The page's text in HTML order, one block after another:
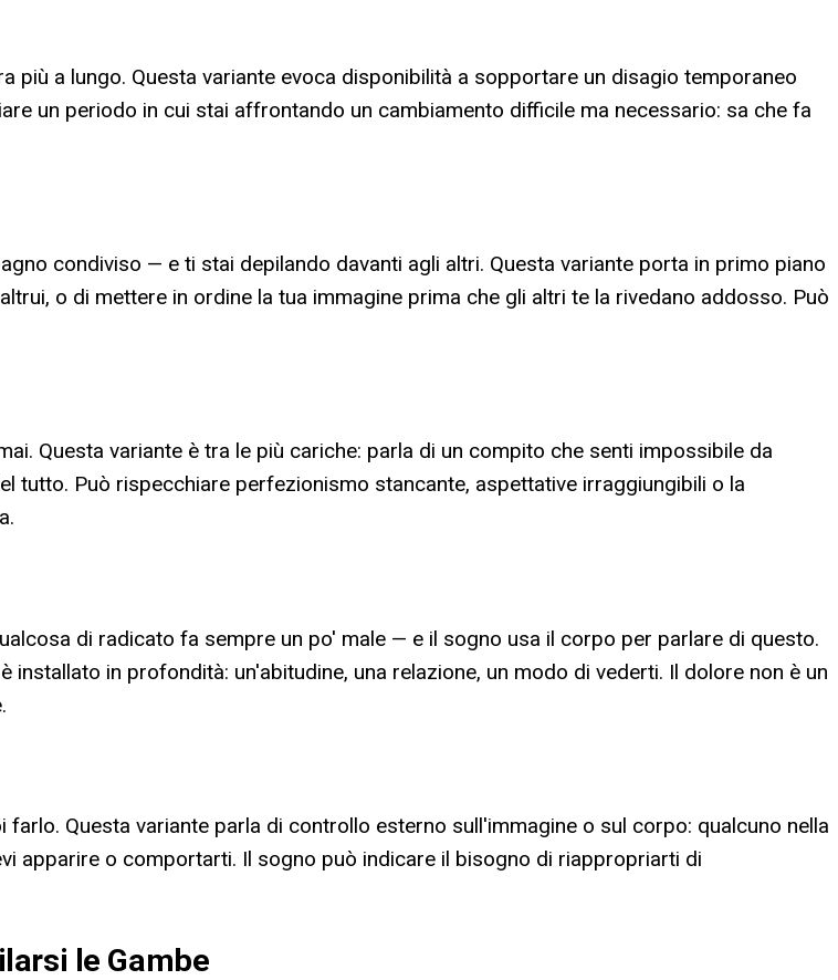
a lungo. Questa variante evoca disponibilità a sopportare un disagio temporaneo
un periodo in cui stai affrontando un cambiamento difficile ma necessario: sa che fa
condiviso — e ti stai depilando davanti agli altri. Questa variante porta in primo piano
o di mettere in ordine la tua immagine prima che gli altri te la rivedano addosso. Può
Questa variante è tra le più cariche: parla di un compito che senti impossibile da
tutto. Può rispecchiare perfezionismo stancante, aspettative irraggiungibili o la
di radicato fa sempre un po' male — e il sogno usa il corpo per parlare di questo.
installato in profondità: un'abitudine, una relazione, un modo di vederti. Il dolore non è un
Questa variante parla di controllo esterno sull'immagine o sul corpo: qualcuno nella
apparire o comportarti. Il sogno può indicare il bisogno di riappropriarti di
le Gambe